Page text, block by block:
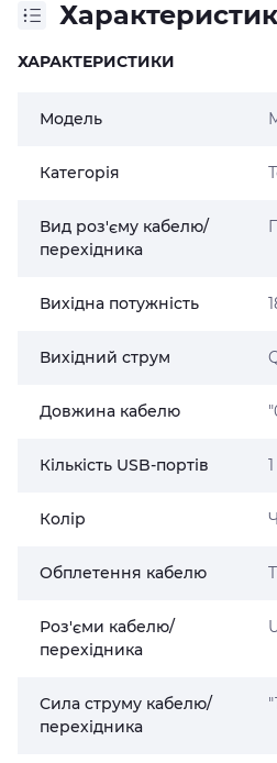
ХАРАКТЕРИСТИКИ
Модель
Категорія
Вид роз'єму кабелю/
перехідника
Вихідна потужність
Вихідний струм
Довжина кабелю
Кількість USB-портів
Колір
Обплетення кабелю
Роз'єми кабелю/
перехідника
Сила струму кабелю/
перехідника